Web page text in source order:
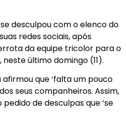
desculpou com o elenco do
redes sociais, após
da equipe tricolor para o
último domingo (11).
afirmou que ‘falta um pouco
seus companheiros. Assim,
de desculpas que ‘se